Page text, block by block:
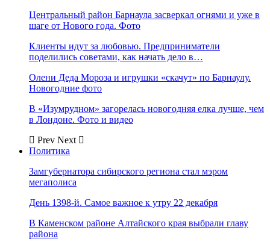
Центральный район Барнаула засверкал огнями и уже в
шаге от Нового года. Фото
Клиенты идут за любовью. Предприниматели
поделились советами, как начать дело в…
Олени Деда Мороза и игрушки «скачут» по Барнаулу.
Новогодние фото
В «Изумрудном» загорелась новогодняя елка лучше, чем
в Лондоне. Фото и видео
Prev Next
Политика
Замгубернатора сибирского региона стал мэром
мегаполиса
День 1398-й. Самое важное к утру 22 декабря
В Каменском районе Алтайского края выбрали главу
района